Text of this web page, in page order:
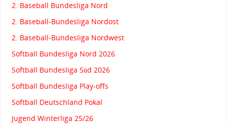
2. Baseball Bundesliga Nord
2. Baseball-Bundesliga Nordost
2. Baseball-Bundesliga Nordwest
Softball Bundesliga Nord 2026
Softball Bundesliga Süd 2026
Softball Bundesliga Play-offs
Softball Deutschland Pokal
Jugend Winterliga 25/26